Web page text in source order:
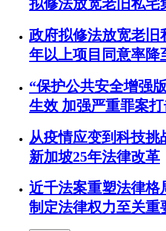
拟修法放宽老旧私宅
政府拟修法放宽老旧
年以上项目同意率降
“保护公共安全增强
生效 加强严重罪案
从疫情应变到科技挑
新加坡25年法律改革
近千法案重塑法律格
制定法律权力至关重